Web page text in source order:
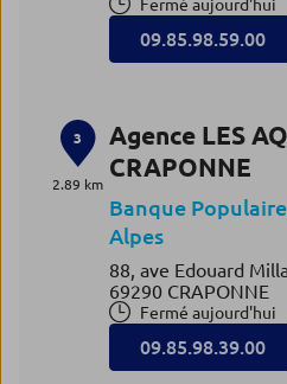
Fermé aujourd'hui
09.85.98.59.00
3
2.89 km
Agence LES
CRAPONNE
Banque
Alpes
88, ave Edouard
69290 CRAPONNE
Fermé aujourd'hui
09.85.98.39.00